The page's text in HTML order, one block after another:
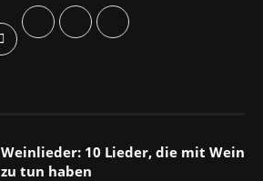
Weinlieder: 10 Lieder, die mit Wein
zu tun haben